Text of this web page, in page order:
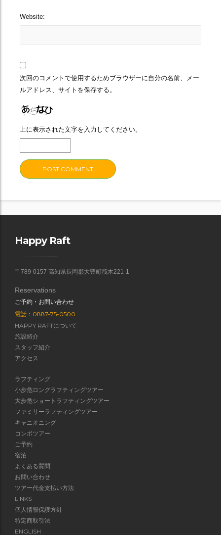
Website:
次回のコメントで使用するためブラウザーに自分の名前、メー
ルアドレス、サイトを保存する。
上に表示された文字を入力してください。
Happy Raft
〒789-0157 高知県長岡郡大豊町筏木221-1
Reservations
ご予約・お問い合わせ
電話：0887-75-0500
HAPPY RAFTについて
施設紹介
スタッフ紹介
アクセス
ラフティング
小歩危ロングラフティングツアー
大歩危ショートラフティングツアー
ファミリーラフティングツアー
キャニオニング
コンボツアー
ご予約
宿泊
よくある質問
お問い合わせ
ツアー代金支払い方法
LINKS
個人情報保護方針
特定商取引法
ENGLISH